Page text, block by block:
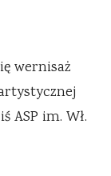
wernisaż
ASP im. Wł.